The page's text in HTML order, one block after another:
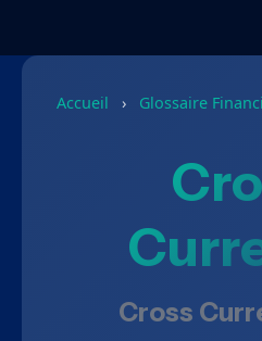
Accueil › Glossaire
Cross